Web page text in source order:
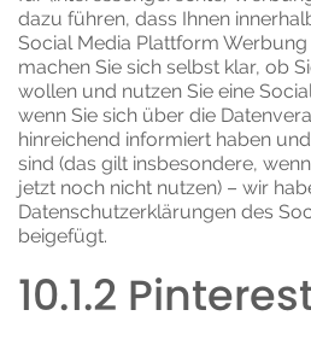
dazu führen, dass Ihnen
Social Media Plattform
machen Sie sich selbst klar, ob
wollen und nutzen Sie eine
wenn Sie sich über die
hinreichend informiert haben
sind (das gilt insbesondere,
jetzt noch nicht nutzen) – wir
Datenschutzerklärungen des
beigefügt.
10.1.2